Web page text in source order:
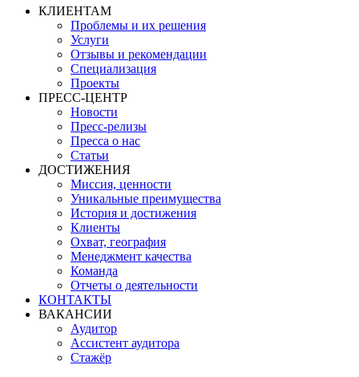
КЛИЕНТАМ
Проблемы и их решения
Услуги
Отзывы и рекомендации
Специализация
Проекты
ПРЕСС-ЦЕНТР
Новости
Пресс-релизы
Пресса о нас
Статьи
ДОСТИЖЕНИЯ
Миссия, ценности
Уникальные преимущества
История и достижения
Клиенты
Охват, география
Менеджмент качества
Команда
Отчеты о деятельности
КОНТАКТЫ
ВАКАНСИИ
Аудитор
Ассистент аудитора
Стажёр